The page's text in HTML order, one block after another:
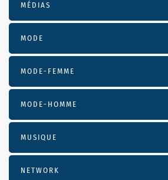
MÉDIAS
MODE
MODE-FEMME
MODE-HOMME
MUSIQUE
NETWORK